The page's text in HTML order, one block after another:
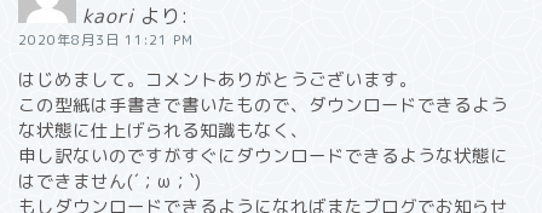
kaori より:
2020年8月3日 11:21 PM
はじめまして。コメントありがとうございます。
この型紙は手書きで書いたもので、ダウンロードできるよう
な状態に仕上げられる知識もなく、
申し訳ないのですがすぐにダウンロードできるような状態に
はできません(´；ω；`)
もしダウンロードできるようになればまたブログでお知らせ